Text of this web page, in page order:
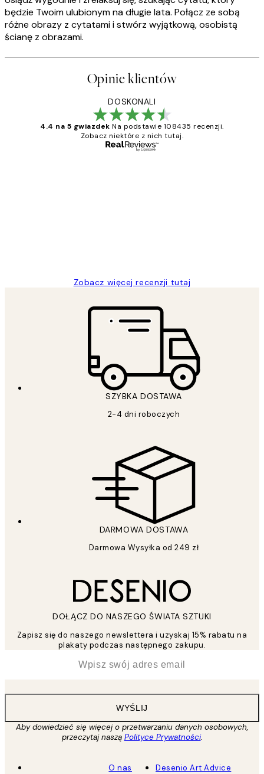
będzie Twoim ulubionym na długie lata. Połącz ze sobą
różne obrazy z cytatami i stwórz wyjątkową, osobistą
ścianę z obrazami.
Opinie klientów
DOSKONALI
4.4 na 5 gwiazdek Na podstawie 108435 recenzji.
Zobacz niektóre z nich tutaj.
Zobacz więcej recenzji tutaj
SZYBKA DOSTAWA
2-4 dni roboczych
DARMOWA DOSTAWA
Darmowa Wysyłka od 249 zł
DOŁĄCZ DO NASZEGO ŚWIATA SZTUKI
Zapisz się do naszego newslettera i uzyskaj 15% rabatu na
plakaty podczas następnego zakupu.
WYŚLIJ
Aby dowiedzieć się więcej o przetwarzaniu danych osobowych,
przeczytaj naszą Polityce Prywatności.
O nas
Desenio Art Advice